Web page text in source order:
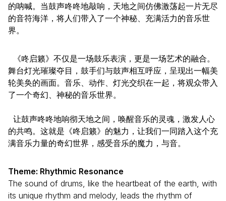
的呐喊。当鼓声咚咚地敲响，天地之间仿佛激荡起一片无尽
的音符海洋，将人们带入了一个神秘、充满活力的音乐世
界。
《咚启籁》不仅是一场鼓乐表演，更是一场艺术的融合。
舞台灯光璀璨夺目，鼓手们与鼓声相互呼应，呈现出一幅美
轮美奂的画面。音乐、动作、灯光交织在一起，将观众带入
了一个奇幻、神秘的音乐世界。
让鼓声咚咚地响彻天地之间，唤醒音乐的灵魂，激发人心
的共鸣。这就是《咚启籁》的魅力，让我们一同踏入这个充
满音乐力量的奇幻世界，感受音乐的魔力，与音。
Theme: Rhythmic Resonance
The sound of drums, like the heartbeat of the earth, with
its unique rhythm and melody, leads the rhythm of